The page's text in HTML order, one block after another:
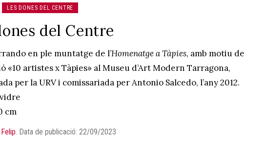
LES DONES DEL CENTRE
del Centre
en ple muntatge de l’Homenatge a Tàpies, amb motiu de
«10 artistes x Tàpies» al Museu d’Art Modern Tarragona,
per la URV i comissariada per Antonio Salcedo, l’any 2012.
cm
. Data de publicació: 22/09/2023